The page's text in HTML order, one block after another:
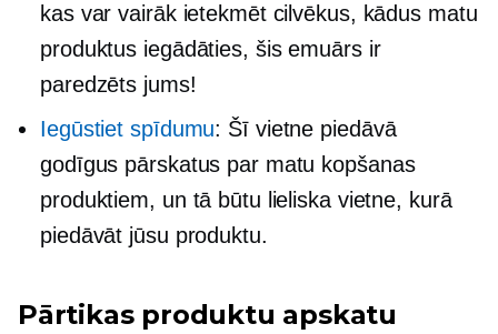
kas var vairāk ietekmēt cilvēkus, kādus matu
produktus iegādāties, šis emuārs ir
paredzēts jums!
Iegūstiet spīdumu: Šī vietne piedāvā
godīgus pārskatus par matu kopšanas
produktiem, un tā būtu lieliska vietne, kurā
piedāvāt jūsu produktu.
Pārtikas produktu apskatu